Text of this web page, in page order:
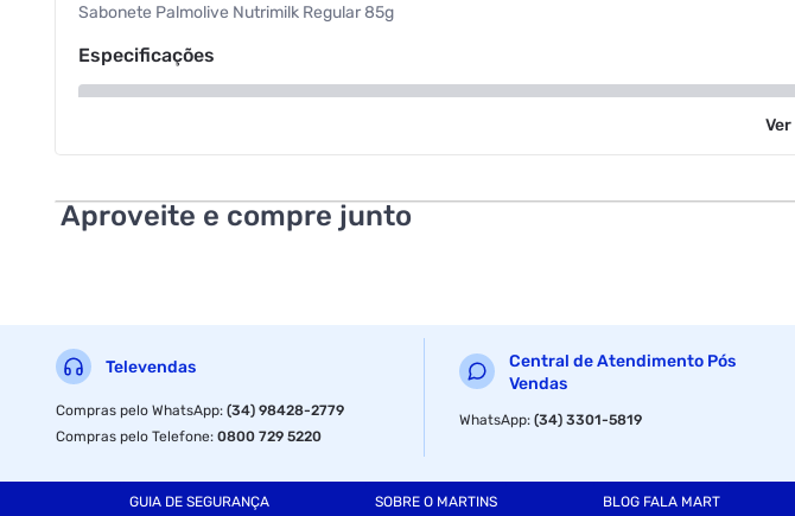
Sabonete Palmolive Nutrimilk Regular 85g
Especificações
Ver
Aproveite e compre junto
Televendas
Compras pelo WhatsApp:(34) 98428-2779
Compras pelo Telefone:0800 729 5220
Central de Atendimento Pós
Vendas
WhatsApp:(34) 3301-5819
GUIA DE SEGURANÇA SOBRE O MARTINS BLOG FALA MART